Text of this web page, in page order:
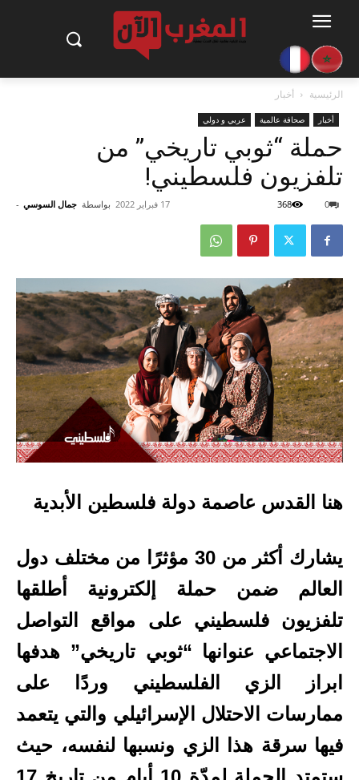
الرئيسية أخبار
أخبار صحافة عالمية عربي و دولي
حملة “ثوبي تاريخي” من
تلفزيون فلسطيني!
بواسطة جمال السوسي - 17 فبراير 2022 0
368
هنا القدس عاصمة دولة فلسطين الأبدية
يشارك أكثر من 30 مؤثرًا من مختلف دول
العالم ضمن حملة إلكترونية أطلقها
تلفزيون فلسطيني على مواقع التواصل
الاجتماعي عنوانها “ثوبي تاريخي” هدفها
ابراز الزي الفلسطيني وردًا على
ممارسات الاحتلال الإسرائيلي والتي يتعمد
فيها سرقة هذا الزي ونسبها لنفسه، حيث